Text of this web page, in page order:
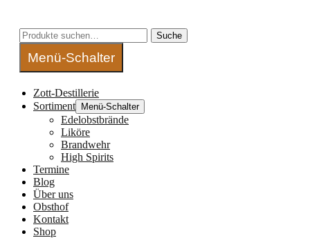
Suche
Menü-Schalter
Zott-Destillerie
Sortiment
Menü-Schalter
Edelobstbrände
Liköre
Brandwehr
High Spirits
Termine
Blog
Über uns
Obsthof
Kontakt
Shop